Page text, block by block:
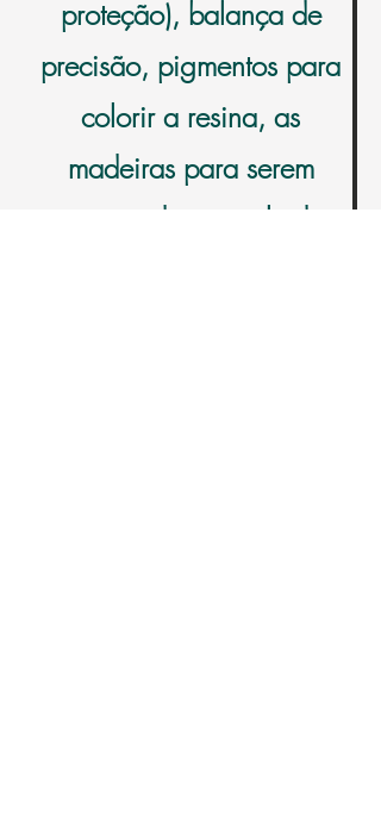
proteção), balança de
precisão, pigmentos para
colorir a resina, as
madeiras para serem
preparadas e um lindo